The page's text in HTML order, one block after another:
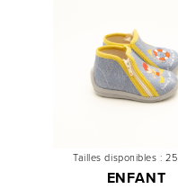
Tailles disponibles : 25
ENFANT